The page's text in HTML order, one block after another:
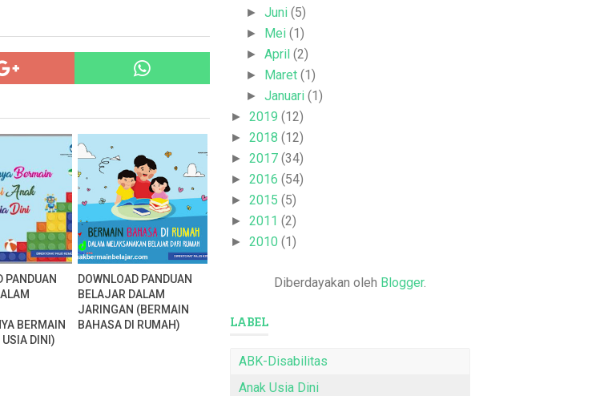
PANDUAN
BERMAIN
DINI)
DOWNLOAD PANDUAN
BELAJAR DALAM
JARINGAN (BERMAIN
BAHASA DI RUMAH)
►Juni(5)
► Mei(1)
►April(2)
► Maret(1)
►Januari(1)
► 2019 (12)
► 2018 (12)
► 2017 (34)
► 2016 (54)
► 2015 (5)
► 2011 (2)
► 2010 (1)
Diberdayakan oleh Blogger.
LABEL
ABK-Disabilitas
Anak Usia Dini